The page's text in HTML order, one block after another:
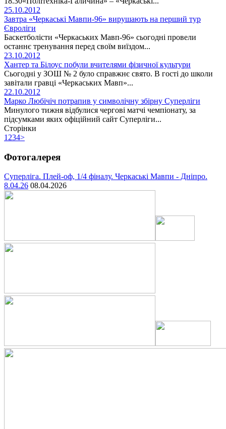
25.10.2012
Завтра «Черкаські Мавпи-96» вирушають на перший тур
Євроліги
Баскетболісти «Черкаських Мавп-96» сьогодні провели
останнє тренування перед своїм виїздом...
23.10.2012
Хантер та Білоус побули вчителями фізичної культури
Сьогодні у ЗОШ № 2 було справжнє свято. В гості до школи
завітали гравці «Черкаських Мавп»...
22.10.2012
Марко Любічіч потрапив у символічну збірну Суперліги
Минулого тижня відбулися чергові матчі чемпіонату, за
підсумками яких офіційний сайт Суперліги...
Сторінки
1 234>
Фотогалерея
Суперліга. Плей-оф, 1/4 фіналу. Черкаські Мавпи - Дніпро.
8.04.26 08.04.2026